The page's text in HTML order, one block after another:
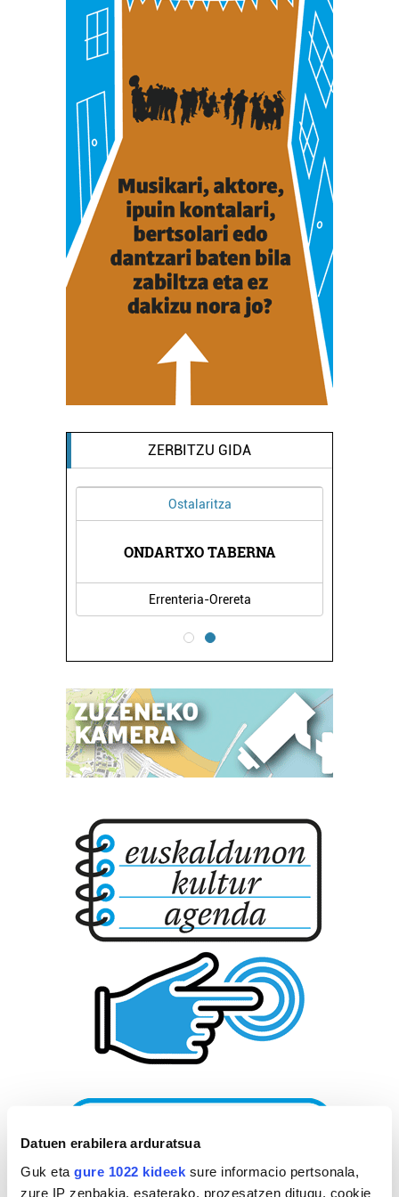
Datuen erabilera arduratsua
Guk eta gure 1022 kideek sure informacio pertsonala,
zure IP zenbakia, esaterako, prozesatzen ditugu, cookie
ZERBITZU GIDA
Ostalaritza
ONDARTXO TABERNA
Errenteria-Orereta